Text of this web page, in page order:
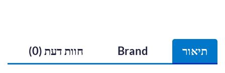
תיאור Brand חוות דעת (0)